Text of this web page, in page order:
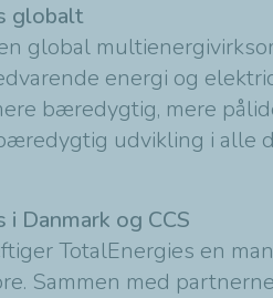
globalt
global
energi og
bæredygtig, mere
udvikling i alle
i Danmark og CCS
TotalEnergies en
Sammen med